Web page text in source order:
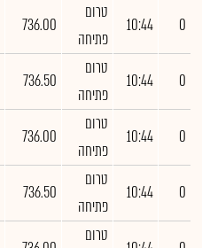
0
10:44
טרום
פתיחה
736.00
0
10:44
טרום
פתיחה
736.50
0
10:44
טרום
פתיחה
736.00
0
10:44
טרום
פתיחה
736.50
טרום